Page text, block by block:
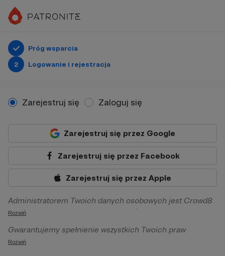
Próg wsparcia
2
Logowanie i rejestracja
Zarejestruj się Zaloguj się
Zarejestruj się przez Google
Zarejestruj się przez Facebook
Zarejestruj się przez Apple
Administratorem Twoich danych osobowych jest Crowd8
sp. z o.o. z siedziba w Warszawie, ul. Żwirki i Wigury 16, 02-
092 Warszawa. Twoje dane osobowe będą przetwarzane w
szczególności w celu wykonania umowy zawartej z Tobą, w
Rozwiń
Gwarantujemy spełnienie wszystkich Twoich praw
wynikających z ogólnego rozporządzenia o ochronie
Rozwiń